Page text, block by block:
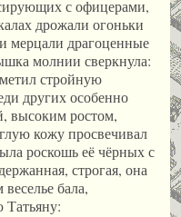
с офицерами,
дрожали огоньки
мерцали драгоцен­ные
молнии сверкнула:
стройную
других особенно
высоким ростом,
кожу просвечивал
роскошь её чёрных с
строгая, она
бала,